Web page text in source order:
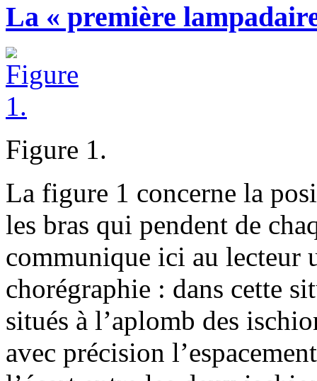
La « première
Figure 1.
La figure 1 concerne la
les bras qui pendent de
communique ici au lecteur
chorégraphie : dans cette
situés à l’aplomb des
avec précision